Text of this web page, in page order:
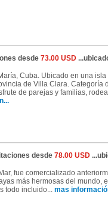
desde 73.00 USD
Cuba. Ubicado en una
de Villa Clara. Categoría
de parejas y familias,
desde 78.00 USD
fue comercializado
más hermosas del mundo,
todo incluido... mas